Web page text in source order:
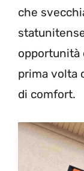
che
opportunità
prima volta
di comfort.